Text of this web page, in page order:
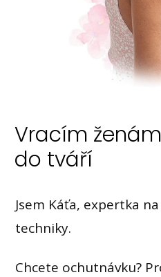
Vracím
do tváří
Jsem Káťa, expertka
techniky.
Chcete ochutnávku?